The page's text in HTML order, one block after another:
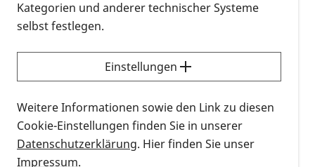
Das Ehrenamtscafé ist eine Begegnungsplattform
für ehrenamtlich Aktive in der PRO RETINA und
bietet Ihnen die Möglichkeit sich bei einer Tasse
Kaffee/Tee online zu treffen – ganz bequem von
zuhause aus.
Kategorien und anderer technischer Systeme
selbst festlegen.
Einstellungen
Weitere Informationen sowie den Link zu diesen
Cookie-Einstellungen finden Sie in unserer
Datenschutzerklärung. Hier finden Sie unser
Impressum.